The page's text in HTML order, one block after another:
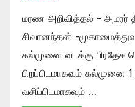
மரண அறிவித்தல் – அமரர்
சிவானந்தன் -
கல்முனை வடக்கு
பிறப்பிடமாகவும்
வசிப்பிடமாகவும் …